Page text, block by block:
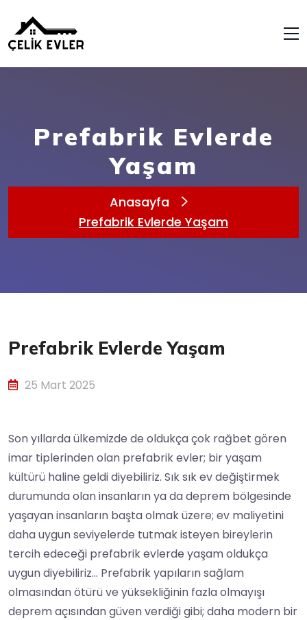
Prefabrik Evlerde
Yaşam
Anasayfa
Prefabrik Evlerde Yaşam
Prefabrik Evlerde Yaşam
25 Mart 2025
Son yıllarda ülkemizde de oldukça çok rağbet gören
imar tiplerinden olan prefabrik evler; bir yaşam
kültürü haline geldi diyebiliriz. Sık sık ev değiştirmek
durumunda olan insanların ya da deprem bölgesinde
yaşayan insanların başta olmak üzere; ev maliyetini
daha uygun seviyelerde tutmak isteyen bireylerin
tercih edeceği prefabrik evlerde yaşam oldukça
uygun diyebiliriz… Prefabrik yapıların sağlam
olmasından ötürü ve yüksekliğinin fazla olmayışı
deprem açısından güven verdiği gibi; daha modern bir